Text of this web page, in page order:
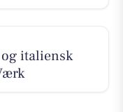
italiensk